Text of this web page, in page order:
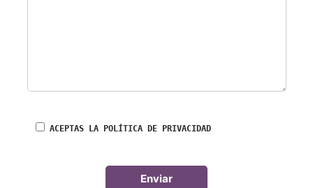
ACEPTAS LA POLÍTICA DE PRIVACIDAD